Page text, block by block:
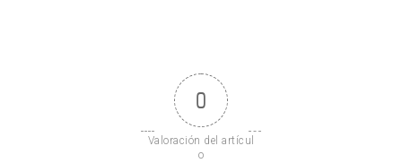
0
Valoración del artícul
o